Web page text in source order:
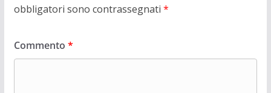
obbligatori sono contrassegnati *
Commento *